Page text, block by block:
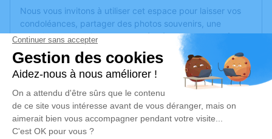
Nous vous invitons à utiliser cet espace pour laisser vos
condoléances, partager des photos souvenirs, une
anecdote ou exprimer vos pensées à travers des poèmes
ou des textes. Cet endroit est un lieu d'expression dédié à
honorer la mémoire d’Antoinette SEMELIN.
Un service de plantation d’arbre hommage estdisponible